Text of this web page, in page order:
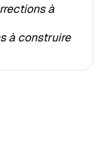
à
à construire